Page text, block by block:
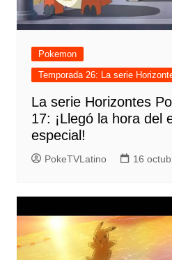
Pokemon
Temporada 26: La serie
La serie Horizontes
17: ¡Llegó la hora del
especial!
PokeTVLatino 16